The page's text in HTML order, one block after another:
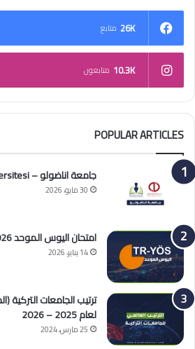
26K متابع
10.3K متابعون
POPULAR ARTICLES
جامعة اناضولو – Anadolu Üniversitesi
30 مايو، 2026
امتحان اليوس الموحد 2026 – TRYÖS
14 يناير، 2026
ترتيب الجامعات التركية
لعام 2025 – 2026
25 مارس، 2024